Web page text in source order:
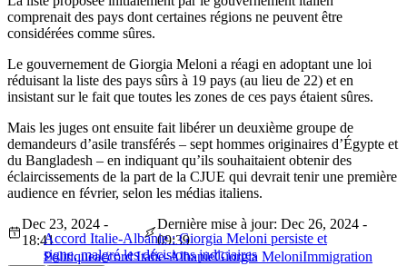
comprenait des pays dont certaines régions ne peuvent être
considérées comme sûres.
Le gouvernement de Giorgia Meloni a réagi en adoptant une loi
réduisant la liste des pays sûrs à 19 pays (au lieu de 22) et en
insistant sur le fait que toutes les zones de ces pays étaient sûres.
Mais les juges ont ensuite fait libérer un deuxième groupe de
demandeurs d’asile transférés – sept hommes originaires d’Égypte et
du Bangladesh – en indiquant qu’ils souhaitaient obtenir des
éclaircissements de la part de la CJUE qui devrait tenir une première
audience en février, selon les médias italiens.
Accord Italie-Albanie : Giorgia Meloni persiste et
signe, malgré les décisions judiciaires
Dec 23, 2024 -
18:41
Dernière mise à jour: Dec 26, 2024 -
09:39
Politiqueaccord Italie-AlbanieGiorgia MeloniImmigration